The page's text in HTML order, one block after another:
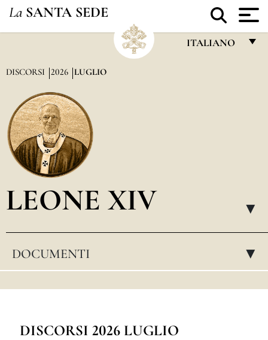
La SANTA SEDE
ITALIANO
العربيّة
DISCORSI 2026 LUGLIO
LEONE XIV ▸
DOCUMENTI ▸
DISCORSI 2026 LUGLIO